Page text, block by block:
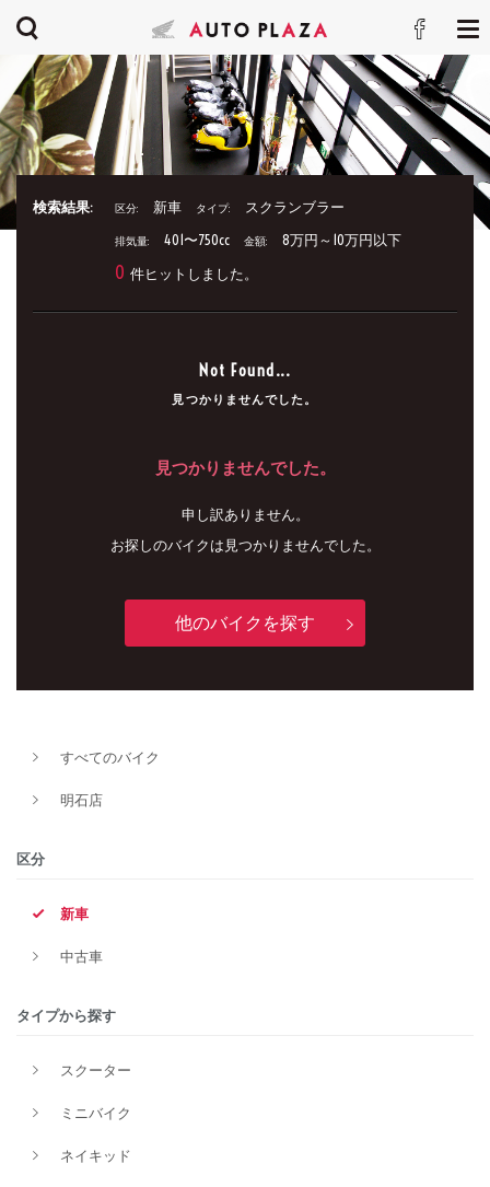
検索結果: 区分: 新車 タイプ: スクランブラー
排気量: 401〜750cc 金額: 8万円～10万円以下
0 件ヒットしました。
Not Found...
見つかりませんでした。
見つかりませんでした。
申し訳ありません。
お探しのバイクは見つかりませんでした。
他のバイクを探す
すべてのバイク
明石店
区分
新車
中古車
タイプから探す
スクーター
ミニバイク
ネイキッド
新車
タイプ
価格